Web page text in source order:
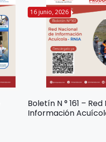
16 junio, 2026
Boletín N ° 161 –
Información